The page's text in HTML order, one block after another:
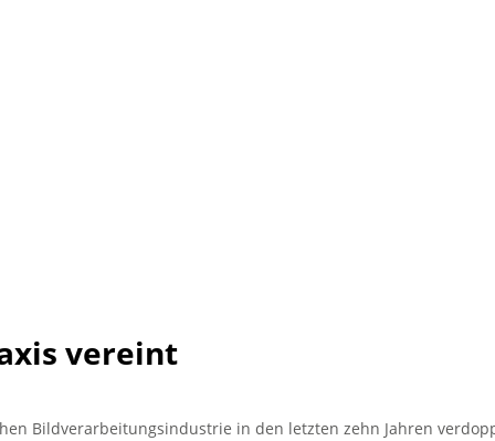
vereint
Bildverarbeitungsindustrie in den letzten zehn Jahren